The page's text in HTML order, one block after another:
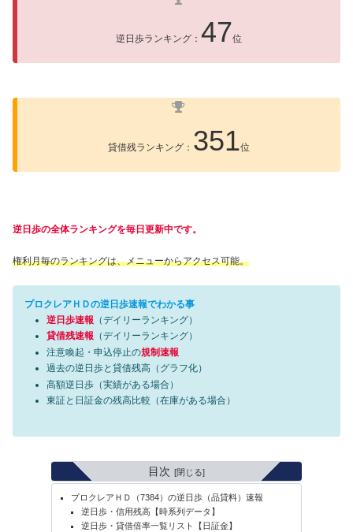
逆日歩ランキング： 47位
貸借残ランキング： 351位
逆日歩の全体ランキングを毎日更新中です。
権利月毎のランキングは、メニューからアクセス可能。
プロクレアＨＤの逆日歩速報でわかる事
逆日歩速報 （デイリーランキング）
貸借残速報 （デイリーランキング）
注意喚起・申込停止の規制速報
過去の逆日歩と貸借残高（グラフ化）
高額逆日歩（実績がある場合）
東証と日証金の残高比較（在庫がある場合）
目次
プロクレアＨＤ（7384）の逆日歩（品貸料）速報
逆日歩・信用残高【時系列データ】
逆日歩・貸借倍率一覧リスト【日証金】